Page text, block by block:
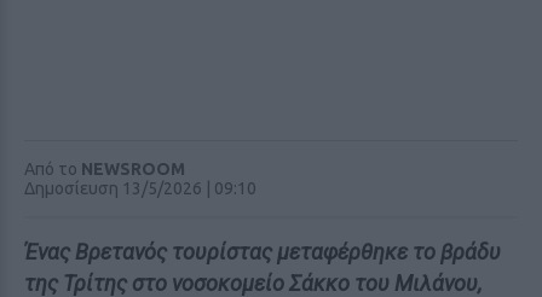
Από το NEWSROOM
Δημοσίευση 13/5/2026 | 09:10
Ένας Βρετανός τουρίστας μεταφέρθηκε το βράδυ
της Τρίτης στο νοσοκομείο Σάκκο του Μιλάνου,